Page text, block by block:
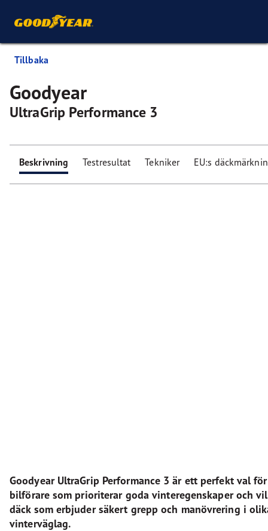
Tillbaka
Goodyear
UltraGrip Performance 3
Beskrivning Testresultat Tekniker EU:s
Goodyear UltraGrip Performance 3 är ett perfekt val för
bilförare som prioriterar goda vinteregenskaper och
däck som erbjuder säkert grepp och manövrering i
vinterväglag.